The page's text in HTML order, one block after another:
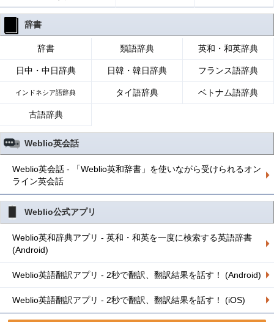
辞書
辞書 類語辞典 英和・和英辞典
日中・中日辞典 日韓・韓日辞典 フランス語辞典
インドネシア語辞典 タイ語辞典 ベトナム語辞典
古語辞典
Weblio英会話
Weblio英会話 - 「Weblio英和辞書」を使いながら受けられるオン
ライン英会話
Weblio公式アプリ
Weblio英和辞典アプリ - 英和・和英を一度に検索する英語辞書
(Android)
Weblio英語翻訳アプリ - 2秒で翻訳、翻訳結果を話す！ (Android)
Weblio英語翻訳アプリ - 2秒で翻訳、翻訳結果を話す！ (iOS)